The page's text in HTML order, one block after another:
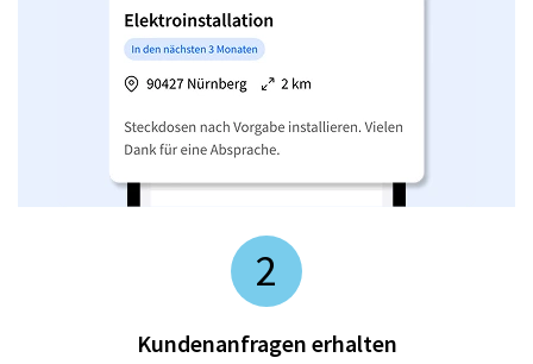
2
Kundenanfragen erhalten